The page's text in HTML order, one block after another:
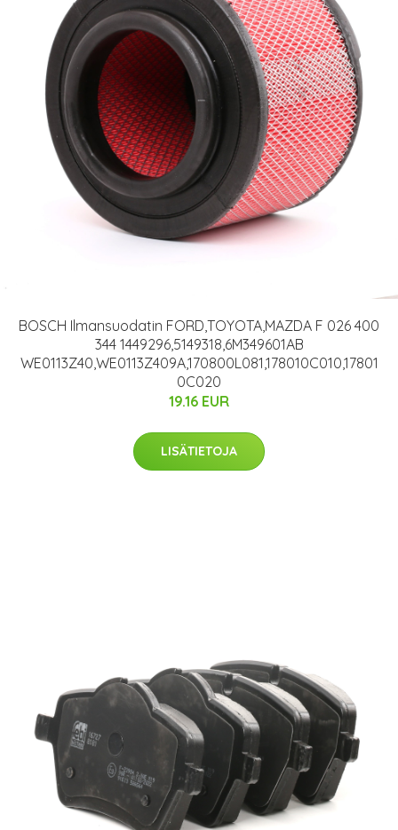
BOSCH Ilmansuodatin FORD,TOYOTA,MAZDA F 026 400
344 1449296,5149318,6M349601AB
WE0113Z40,WE0113Z409A,170800L081,178010C010,17801
0C020
19.16 EUR
LISÄTIETOJA